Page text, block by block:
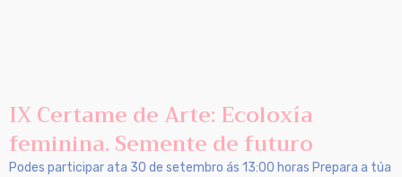
IX Certame de Arte: Ecoloxía
feminina. Semente de futuro
Podes participar ata 30 de setembro ás 13:00 horas Prepara a túa